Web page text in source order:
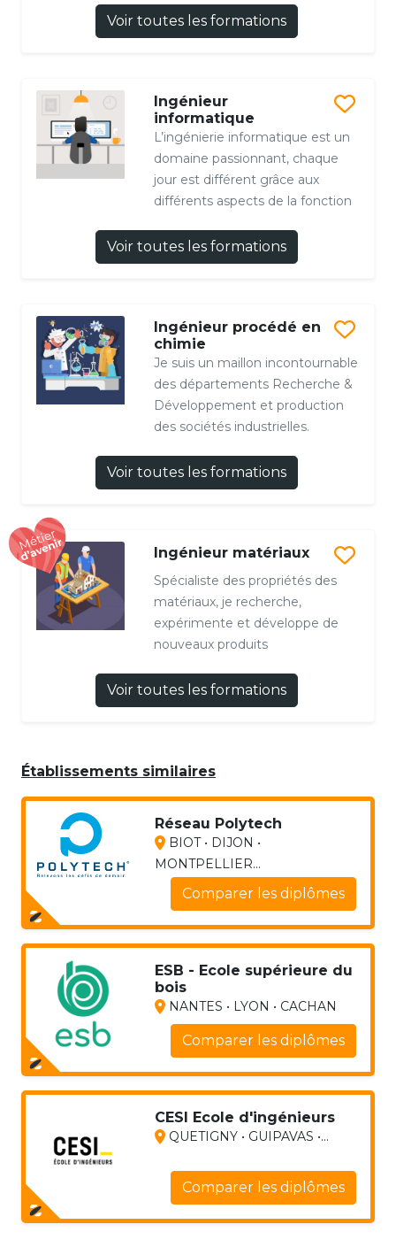
Voir toutes les formations
Ingénieur
informatique
L’ingénierie informatique est un
domaine passionnant, chaque
jour est différent grâce aux
différents aspects de la fonction
Voir toutes les formations
Ingénieur procédé en
chimie
Je suis un maillon incontournable
des départements Recherche &
Développement et production
des sociétés industrielles.
Voir toutes les formations
Ingénieur matériaux
Spécialiste des propriétés des
matériaux, je recherche,
expérimente et développe de
nouveaux produits
Voir toutes les formations
Établissements similaires
Réseau Polytech
BIOT • DIJON •
MONTPELLIER...
Comparer les diplômes
ESB - Ecole supérieure du
bois
NANTES • LYON • CACHAN
Comparer les diplômes
CESI Ecole d'ingénieurs
QUETIGNY • GUIPAVAS •...
Comparer les diplômes